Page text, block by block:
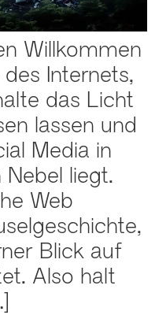
Willkommen
Internets,
das Licht
lassen und
Media in
liegt.
Web
Blick auf
Also halt